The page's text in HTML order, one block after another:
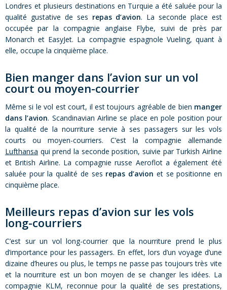
Londres et plusieurs destinations en Turquie a été saluée pour la
qualité gustative de ses repas d’avion. La seconde place est
occupée par la compagnie anglaise Flybe, suivi de près par
Monarch et EasyJet. La compagnie espagnole Vueling, quant à
elle, occupe la cinquième place.
Bien manger dans l’avion sur un vol
court ou moyen-courrier
Même si le vol est court, il est toujours agréable de bien manger
dans l’avion. Scandinavian Airline se place en pole position pour
la qualité de la nourriture servie à ses passagers sur les vols
courts ou moyen-courriers. C’est la compagnie allemande
Lufthansa qui prend la seconde position, suivie par Turkish Airline
et British Airline. La compagnie russe Aeroflot a également été
saluée pour la qualité de ses repas d’avion et se positionne en
cinquième place.
Meilleurs repas d’avion sur les vols
long-courriers
C’est sur un vol long-courrier que la nourriture prend le plus
d’importance pour les passagers. En effet, lors d’un voyage d’une
dizaine d’heures ou plus, le temps ne passe pas toujours très vite
et la nourriture est un bon moyen de se changer les idées. La
compagnie KLM, reconnue pour la qualité de ses prestations,